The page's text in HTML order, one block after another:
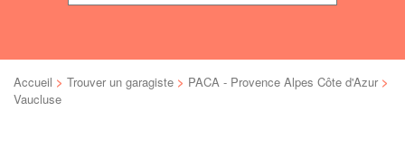
Accueil > Trouver un garagiste > PACA - Provence Alpes Côte d'Azur >
Vaucluse